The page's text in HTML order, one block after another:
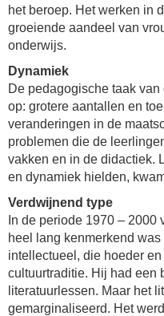
het beroep. Het werken in
groeiende aandeel van
onderwijs.
Dynamiek
De pedagogische taak
op: grotere aantallen en
veranderingen in de
problemen die de
vakken en in de didactiek.
en dynamiek hielden,
Verdwijnend type
In de periode 1970 – 2000
heel lang kenmerkend
intellectueel, die hoeder
cultuurtraditie. Hij had een
literatuurlessen. Maar het
gemarginaliseerd. Het